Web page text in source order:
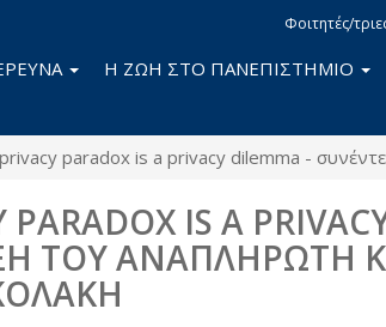
Φοιτητές/
Η ΖΩΗ ΣΤΟ ΠΑΝΕΠΙΣΤΗΜΙΟ
paradox is a privacy dilemma -
PARADOX IS A
ΤΟΥ ΑΝΑΠΛΗΡΩΤΗ